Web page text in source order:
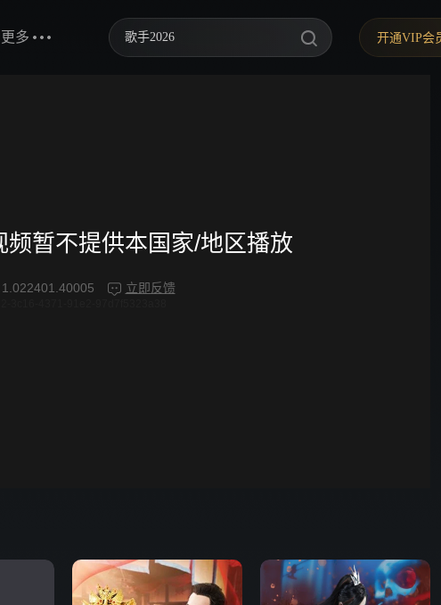
更多 歌手2026
忙忙碌碌寻宝藏2
开通VIP会
频暂不提供本国家/地区播放
1.022401.40005 立即反馈